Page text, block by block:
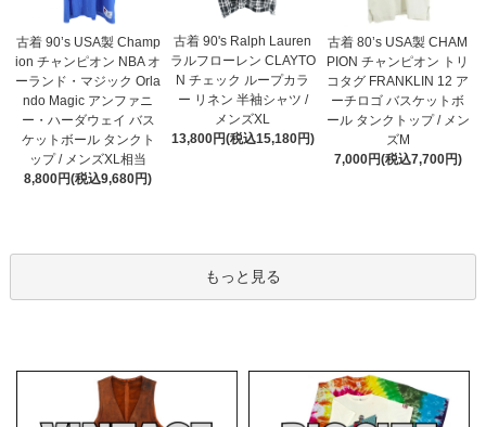
古着 90’s USA製 Champ
ion チャンピオン NBA オ
ーランド・マジック Orla
ndo Magic アンファニ
ー・ハーダウェイ バス
ケットボール タンクト
ップ / メンズXL相当
8,800円(税込9,680円)
古着 90's Ralph Lauren
ラルフローレン CLAYTO
N チェック ループカラ
ー リネン 半袖シャツ /
メンズXL
13,800円(税込15,180円)
古着 80’s USA製 CHAM
PION チャンピオン トリ
コタグ FRANKLIN 12 ア
ーチロゴ バスケットボ
ール タンクトップ / メン
ズM
7,000円(税込7,700円)
もっと見る